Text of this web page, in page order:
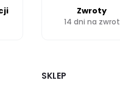
Zwroty
14 dni na zwrot
SKLEP